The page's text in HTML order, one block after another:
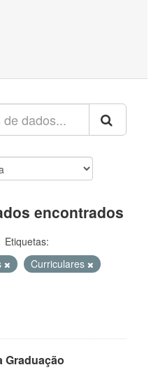
encontrados
Etiquetas:
Curriculares
Graduação